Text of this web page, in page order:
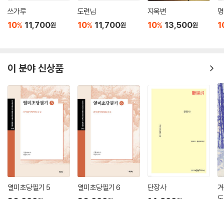
판한 『수호전전水滸全傳』 120회본이다. ‘전전全傳’의 의미는 ‘전체 이야
를 떠나 『수호전』 탄생 이래로 거의 모든 고사가 포함된 120회본을 채택한
폭력의 책인가, 혁명의 책인가
명·청 시기에 『수호전』은 여러 차례 금서가 되는 불운을 겪기도 했기에, 중
국 역사상 『수호전』처럼 굴곡이 많고 논쟁의 대상이 된 서적은 드물다. 『수
호전』이 처음 간행된 시기부터 현재까지 논쟁의 초점은 바로 ‘회도誨盜
(도둑질을 가르치다)’ 서적이기에 억제하고 금지시켜야 하느냐 혹은 ‘수
호’ 무리의 ‘충의忠義’를 칭찬하며 널리 알려야 하느냐가 가장 주된 관점이
었다. 가정 연간에 전여성田汝成(약 1503~?)이 ‘회도’ 설을 제기한 이래
이것이 청나라 말 이전까지 『수호전』에 대한 평가의 주된 흐름을 이뤘다.
이것은 ‘수호’의 무리가 민가를 습격하고 강탈하는 강도들이지 공평한 정
의와 굴복하지 않는 의기, 협객俠客의 풍모와는 근본적으로 다르다는 평
쓰가루
10% 11,700원
도련님
10% 11,700원
지옥변
10% 13,500원
이 분야 신상품
열미초당필기 5 열미초당필기 6 단장사